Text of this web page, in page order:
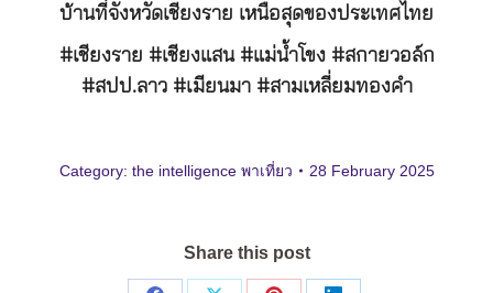
บ้านที่จังหวัดเชียงราย เหนือสุดของประเทศไทย
#เชียงราย #เชียงแสน #แม่น้ำโขง #สกายวอล์ก
#สปป.ลาว #เมียนมา #สามเหลี่ยมทองคำ
Category: the intelligence พาเที่ยว 28 February 2025
Share this post